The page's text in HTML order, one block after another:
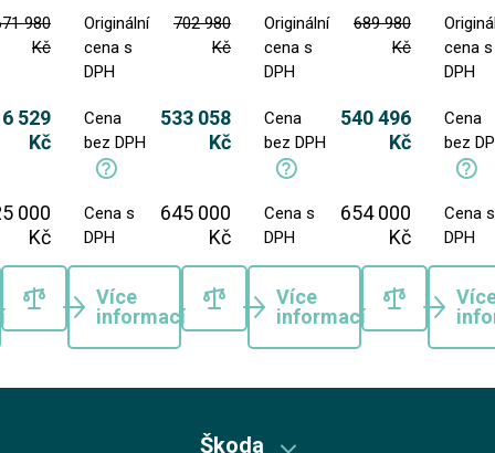
980
Kč
529
Kč
000
Kč
Originální
cena s
DPH
702 980
Kč
Cena
bez DPH
533 058
Kč
Cena s
DPH
645 000
Kč
Více
informací
Originální
cena s
DPH
689 980
Kč
Cena
bez DPH
540 496
Kč
Cena s
DPH
654 000
Kč
Více
informací
cena s
DPH
Cena
bez
Cena s
DPH
Škoda